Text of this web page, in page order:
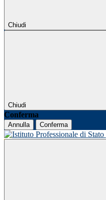
Chiudi
Chiudi
Conferma
Annulla Conferma